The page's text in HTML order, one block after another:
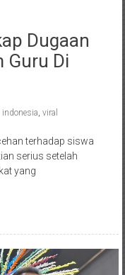
Dugaan
Guru Di
indonesia viral
terhadap siswa
serius setelah
yang